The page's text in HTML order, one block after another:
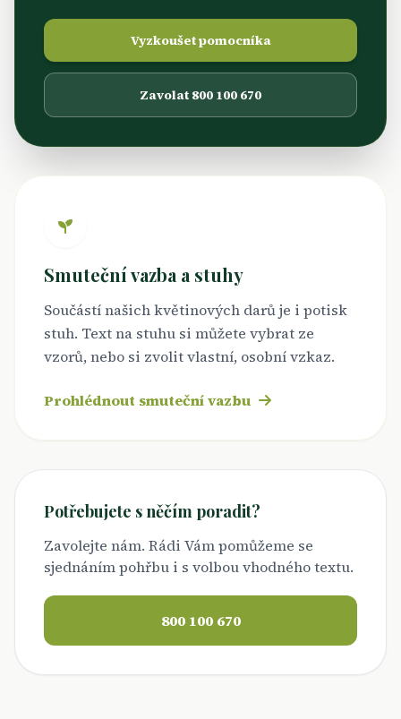
Vyzkoušet pomocníka
Zavolat 800 100 670
Smuteční vazba a stuhy
Součástí našich květinových darů je i potisk
stuh. Text na stuhu si můžete vybrat ze
vzorů, nebo si zvolit vlastní, osobní vzkaz.
Prohlédnout smuteční vazbu
Potřebujete s něčím poradit?
Zavolejte nám. Rádi Vám pomůžeme se
sjednáním pohřbu i s volbou vhodného textu.
800 100 670